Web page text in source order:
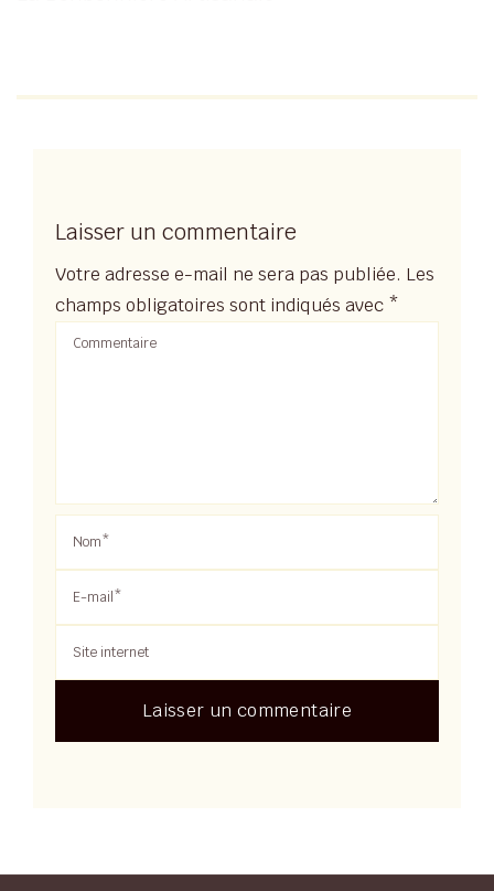
Laisser un commentaire
Votre adresse e-mail ne sera pas publiée. Les
champs obligatoires sont indiqués avec *